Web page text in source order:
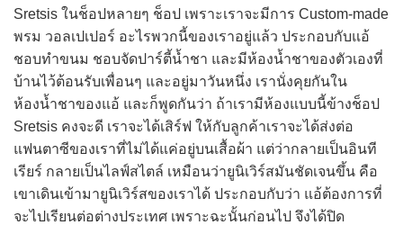
Sretsis ในช็อปหลายๆ ช็อป เพราะเราจะมีการ Custom-made
พรม วอลเปเปอร์ อะไรพวกนี้ของเราอยู่แล้ว ประกอบกับแอ้
ชอบทำขนม ชอบจัดปาร์ตี้น้ำชา และมีห้องน้ำชาของตัวเองที่
บ้านไว้ต้อนรับเพื่อนๆ และอยู่มาวันหนึ่ง เรานั่งคุยกันใน
ห้องน้ำชาของแอ้ และก็พูดกันว่า ถ้าเรามีห้องแบบนี้ข้างช็อป
Sretsis คงจะดี เราจะได้เสิร์ฟ ให้กับลูกค้าเราจะได้ส่งต่อ
แฟนตาซีของเราที่ไม่ได้แค่อยู่บนเสื้อผ้า แต่ว่ากลายเป็นอินที
เรียร์ กลายเป็นไลฟ์สไตล์ เหมือนว่ายูนิเวิร์สมันชัดเจนขึ้น คือ
เขาเดินเข้ามายูนิเวิร์สของเราได้ ประกอบกับว่า แอ้ต้องการที่
จะไปเรียนต่อต่างประเทศ เพราะฉะนั้นก่อนไป จึงได้ปิด